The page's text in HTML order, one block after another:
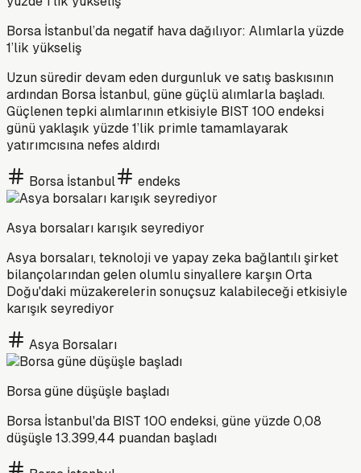
Borsa İstanbul’da negatif hava dağılıyor: Alımlarla yüzde
1’lik yükseliş
Uzun süredir devam eden durgunluk ve satış baskısının
ardından Borsa İstanbul, güne güçlü alımlarla başladı.
Güçlenen tepki alımlarının etkisiyle BIST 100 endeksi
günü yaklaşık yüzde 1’lik primle tamamlayarak
yatırımcısına nefes aldırdı
Borsa İstanbul endeks
Asya borsaları karışık seyrediyor
Asya borsaları, teknoloji ve yapay zeka bağlantılı şirket
bilançolarından gelen olumlu sinyallere karşın Orta
Doğu'daki müzakerelerin sonuçsuz kalabileceği etkisiyle
karışık seyrediyor
Asya Borsaları
Borsa güne düşüşle başladı
Borsa İstanbul'da BIST 100 endeksi, güne yüzde 0,08
düşüşle 13.399,44 puandan başladı